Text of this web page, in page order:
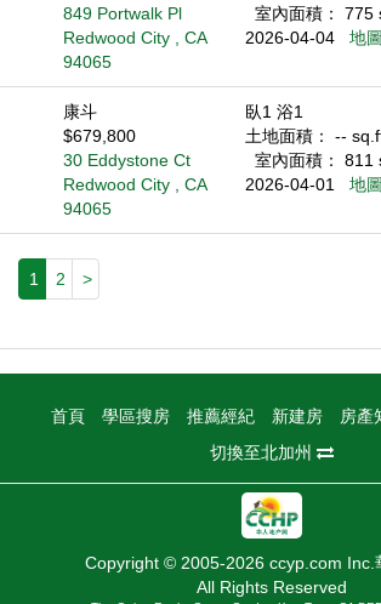
849 Portwalk Pl
Redwood City , CA
94065
室內面積： 775
2026-04-04
地圖
康斗
$679,800
30 Eddystone Ct
Redwood City , CA
94065
臥1 浴1
土地面積： --
室內面積： 811
2026-04-01
地圖
1 2 >
首頁 學區搜房 推薦經紀 新建房 房產
切換至北加州
Copyright © 2005-2026 ccyp.com Inc.
All Rights Reserved